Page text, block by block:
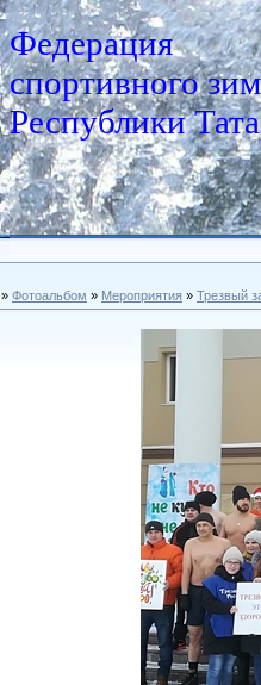
Федерация
спортивного
Республики
» Фотоальбом » Мероприятия » Трезвый